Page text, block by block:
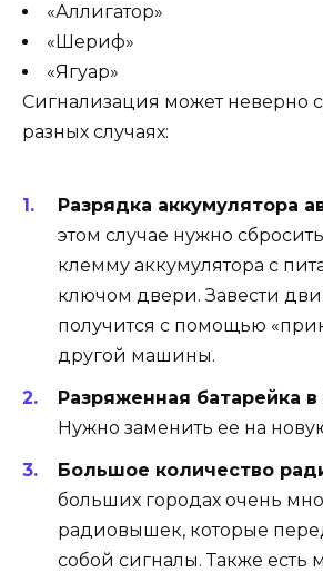
«Аллигатор»
«Шериф»
«Ягуар»
Сигнализация может неверно
разных случаях:
Разрядка аккумулятора
этом случае нужно
клемму аккумулятора с
ключом двери. Завести
получится с помощью
другой машины.
Разряженная батарейка
Нужно заменить ее на
Большое количество
больших городах очень
радиовышек, которые
собой сигналы. Также есть